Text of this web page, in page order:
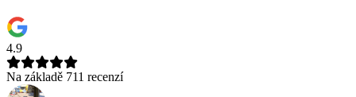
4.9
Na základě 711 recenzí